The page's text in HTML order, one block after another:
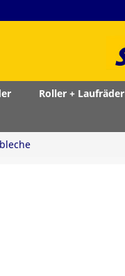
Roller + Laufräder